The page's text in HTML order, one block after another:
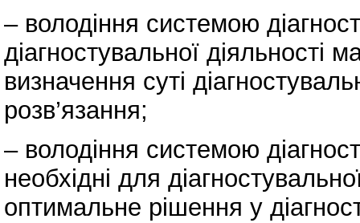
– володіння системою
діагностувальної діяльності
визначення суті
розв’язання;
– володіння системою
необхідні для
оптимальне рішення у